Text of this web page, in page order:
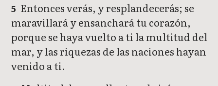
5 Entonces verás, y resplandecerás; se
maravillará y ensanchará tu corazón,
porque se haya vuelto a ti la multitud del
mar, y las riquezas de las naciones hayan
venido a ti.